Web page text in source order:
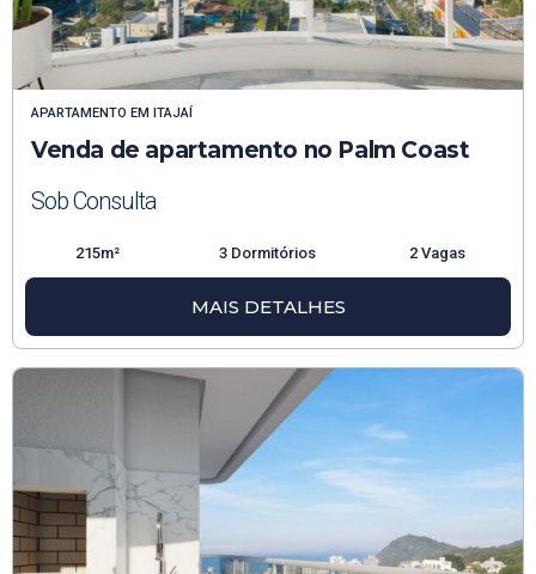
APARTAMENTO EM ITAJAÍ
Venda de apartamento no Palm Coast
Sob Consulta
215m² 3 Dormitórios 2 Vagas
MAIS DETALHES